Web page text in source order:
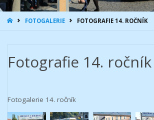
HOMEFOTOGALERIE FOTOGRAFIE 14. ROČNÍK
Fotografie 14. ročník
Fotogalerie 14. ročník